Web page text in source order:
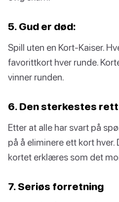
5. Gud er død:
Spill uten en Kort-Kaiser.
favorittkort hver runde.
vinner runden.
6. Den sterkestes rett
Etter at alle har svart på
på å eliminere ett kort
kortet erklæres som det
7. Seriøs forretning